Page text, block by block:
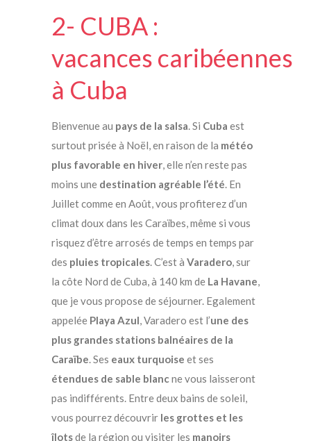
2- CUBA :
vacances caribéennes
à Cuba
Bienvenue au pays de la salsa. Si Cuba est
surtout prisée à Noël, en raison de la météo
plus favorable en hiver, elle n’en reste pas
moins une destination agréable l’été. En
Juillet comme en Août, vous profiterez d’un
climat doux dans les Caraïbes, même si vous
risquez d’être arrosés de temps en temps par
des pluies tropicales. C’est à Varadero, sur
la côte Nord de Cuba, à 140 km de La Havane,
que je vous propose de séjourner. Egalement
appelée Playa Azul, Varadero est l’une des
plus grandes stations balnéaires de la
Caraïbe. Ses eaux turquoise et ses
étendues de sable blancne vous laisseront
pas indifférents. Entre deux bains de soleil,
vous pourrez découvrir les grottes et les
îlotsde la région ou visiter les manoirs